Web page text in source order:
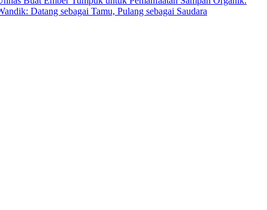
Datang sebagai Tamu, Pulang sebagai Saudara